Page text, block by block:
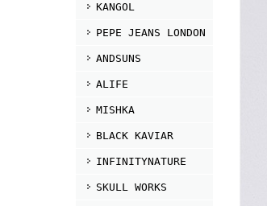
KANGOL
PEPE JEANS LONDON
ANDSUNS
ALIFE
MISHKA
BLACK KAVIAR
INFINITYNATURE
SKULL WORKS